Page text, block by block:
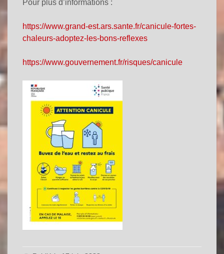
Pour plus d’informations :
https://www.grand-est.ars.sante.fr/canicule-fortes-
chaleurs-adoptez-les-bons-reflexes
https://www.gouvernement.fr/risques/canicule